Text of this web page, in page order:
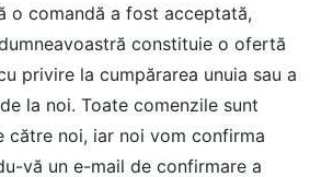
o comandă a fost acceptată,
constituie o ofertă
privire la cumpărarea unuia sau a
la noi. Toate comenzile sunt
către noi, iar noi vom confirma
vă un e-mail de confirmare a